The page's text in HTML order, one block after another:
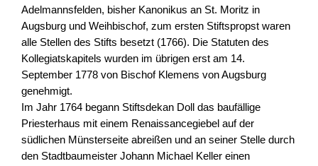
Adelmannsfelden, bisher Kanonikus an St. Moritz in
Augsburg und Weihbischof, zum ersten Stiftspropst waren
alle Stellen des Stifts besetzt (1766). Die Statuten des
Kollegiatskapitels wurden im übrigen erst am 14.
September 1778 von Bischof Klemens von Augsburg
genehmigt.
Im Jahr 1764 begann Stiftsdekan Doll das baufällige
Priesterhaus mit einem Renaissancegiebel auf der
südlichen Münsterseite abreißen und an seiner Stelle durch
den Stadtbaumeister Johann Michael Keller einen